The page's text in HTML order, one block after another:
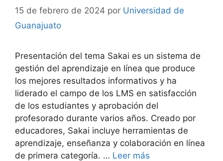
15 de febrero de 2024 por Universidad de
Guanajuato
Presentación del tema Sakai es un sistema de
gestión del aprendizaje en línea que produce
los mejores resultados informativos y ha
liderado el campo de los LMS en satisfacción
de los estudiantes y aprobación del
profesorado durante varios años. Creado por
educadores, Sakai incluye herramientas de
aprendizaje, enseñanza y colaboración en línea
de primera categoría. … Leer más